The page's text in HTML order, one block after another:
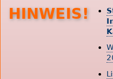
HINWEIS!